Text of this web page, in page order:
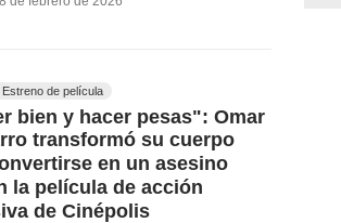
de película
bien y hacer pesas": Omar
transformó su cuerpo
en un asesino
la película de acción
de Cinépolis